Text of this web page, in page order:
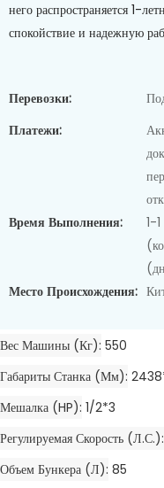
него распространяется 1-
спокойствие и надежную
Перевозки:
Платежи:
Время Выполнения:
1-
Место Происхождения:
Вес Машины (кг) 550
Габариты Станка (мм)
Мешалка (HP) 1/2*3
Регулируемая Скорость (л.с.)
Объем Бункера (л) 85